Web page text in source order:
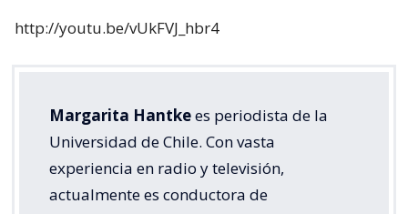
http://youtu.be/vUkFVJ_hbr4
Margarita Hantkees periodista de la
Universidad de Chile. Con vasta
experiencia en radio y televisión,
actualmente es conductora de